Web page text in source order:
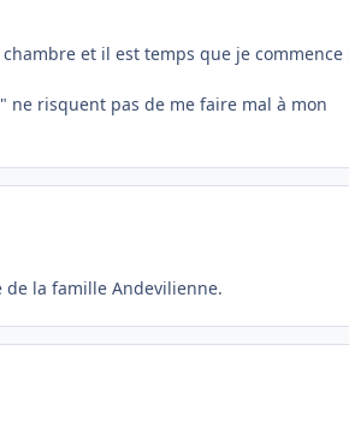
et il est temps que je commence
ne risquent pas de me faire mal à mon
la famille Andevilienne.